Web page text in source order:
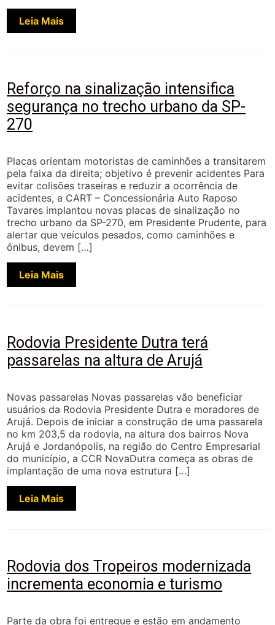
Leia Mais
Reforço na sinalização intensifica
segurança no trecho urbano da SP-
270
Placas orientam motoristas de caminhões a transitarem
pela faixa da direita; objetivo é prevenir acidentes Para
evitar colisões traseiras e reduzir a ocorrência de
acidentes, a CART – Concessionária Auto Raposo
Tavares implantou novas placas de sinalização no
trecho urbano da SP-270, em Presidente Prudente, para
alertar que veículos pesados, como caminhões e
ônibus, devem […]
Leia Mais
Rodovia Presidente Dutra terá
passarelas na altura de Arujá
Novas passarelas Novas passarelas vão beneficiar
usuários da Rodovia Presidente Dutra e moradores de
Arujá. Depois de iniciar a construção de uma passarela
no km 203,5 da rodovia, na altura dos bairros Nova
Arujá e Jordanópolis, na região do Centro Empresarial
do município, a CCR NovaDutra começa as obras de
implantação de uma nova estrutura […]
Leia Mais
Rodovia dos Tropeiros modernizada
incrementa economia e turismo
Parte da obra foi entregue e estão em andamento